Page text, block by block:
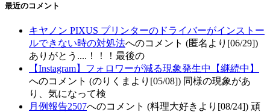
最近のコメント
キヤノン PIXUS プリンターのドライバーがインストー
ルできない時の対処法へのコメント (匿名より[06/29])
ありがとう....！！！最後の
【Instagram】フォロワーが減る現象発生中【継続中】
へのコメント (のりくまより[05/08]) 同様の現象があ
り、気になって検
月例報告2507へのコメント (料理大好きより[08/24]) 頑